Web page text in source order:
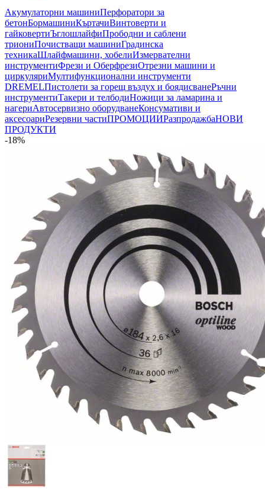
Акумулаторни машиниПерфоратори за
бетонБормашиниКъртачиВинтоверти и
гайковертиЪглошлайфиПрободни и саблени
триониПочистващи машиниГрадинска
техникаШлайфмашини, хобелиИзмервателни
инструментиФрези и ОберфрезиОтрезни машини и
циркуляриМултифункционални инструменти
DREMELПистолети за горещ въздух и боядисванеРъчни
инструментиТакери и телбодиНожици за ламарина и
нагериАвтосервизно оборудванеКонсумативи и
аксесоариРезервни частиПРОМОЦИИРазпродажбаНОВИ
ПРОДУКТИ
-18%